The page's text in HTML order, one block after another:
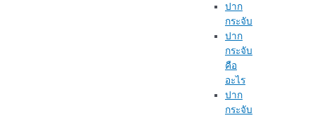
ปาก
กระจับ
ปาก
กระจับ
คือ
อะไร
ปาก
กระจับ